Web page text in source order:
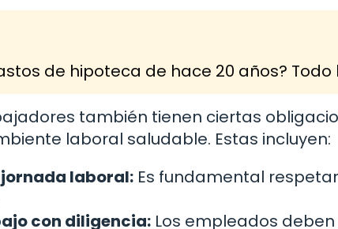
de hipoteca de hace 20 años?
también tienen ciertas
laboral saludable. Estas incluyen:
laboral: Es fundamental
con diligencia: Los empleados